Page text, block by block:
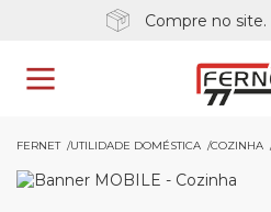
Compre no site.
FERNET UTILIDADE DOMÉSTICA COZINHA